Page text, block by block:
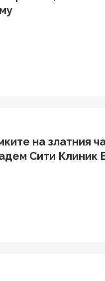
на златния
Сити Клиник